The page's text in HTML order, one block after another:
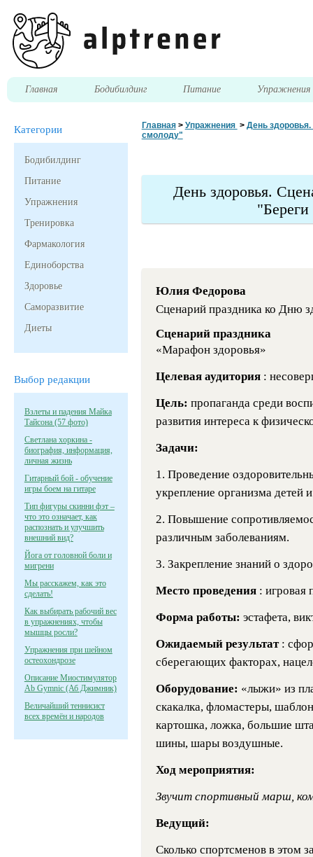
Главная Бодибилдинг Питание Упражнения
Категории
Бодибилдинг
Питание
Упражнения
Тренировка
Фармакология
Единоборства
Здоровье
Саморазвитие
Диеты
Выбор редакции
Взлеты и падения Майка
Тайсона (57 фото)
Светлана хоркина -
биография, информация,
личная жизнь
Гитарный бой - обучение
игры боем на гитаре
Тип фигуры скинни фэт –
что это означает, как
распознать и улучшить
внешний вид?
Йога от головной боли и
мигрени
Мы расскажем, как это
сделать!
Как выбирать рабочий вес
в упражнениях, чтобы
мышцы росли?
Упражнения при шейном
остеохондрозе
Описание Миостимулятор
Ab Gymnic (Аб Джимник)
Величайший теннисист
всех времён и народов
Главная> Упражнения > День
смолоду"
День здоровья.
"Береги
Юлия Федорова
Сценарий праздника ко Дню
Сценарий праздника
«Марафон здоровья»
Целевая аудитория :
Цель: пропаганда среди
развития интереса к
Задачи:
1. Проведение
укрепление организма детей
2. Повышение
различным заболеваниям.
3. Закрепление знаний о
Место проведения : игровая
Форма работы: эстафета,
Ожидаемый результат :
сберегающих факторах,
Оборудование: «лыжи» из
скакалка, фломастеры,
картошка, ложка, большие
шины, шары воздушные.
Ход мероприятия:
Звучит спортивный марш,
Ведущий:
Сколько спортсменов в этом